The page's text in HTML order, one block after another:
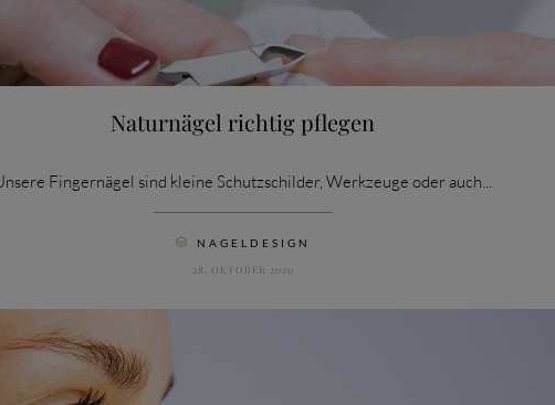
Naturnägel richtig pflegen
Fingernägel sind kleine Schutzschilder, Werkzeuge oder auch...

NAGELDESIGN
28. OKTOBER 2020